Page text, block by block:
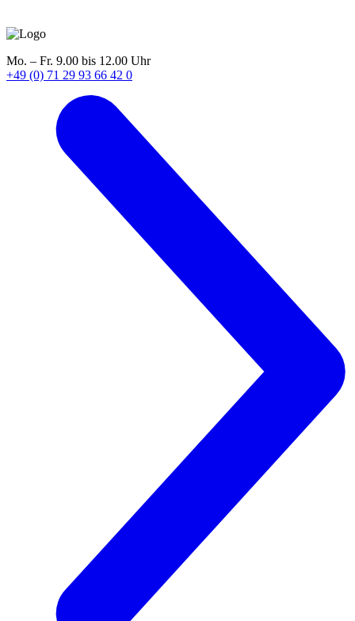
Mo. – Fr. 9.00 bis 12.00 Uhr
+49 (0) 71 29 93 66 42 0